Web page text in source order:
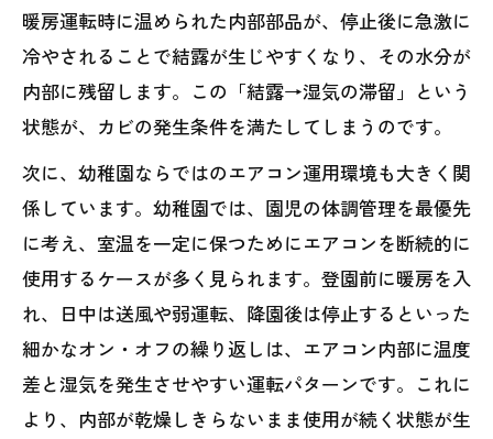
暖房運転時に温められた内部部品が、停止後に急激に
冷やされることで結露が生じやすくなり、その水分が
内部に残留します。この「結露→湿気の滞留」という
状態が、カビの発生条件を満たしてしまうのです。
次に、幼稚園ならではのエアコン運用環境も大きく関
係しています。幼稚園では、園児の体調管理を最優先
に考え、室温を一定に保つためにエアコンを断続的に
使用するケースが多く見られます。登園前に暖房を入
れ、日中は送風や弱運転、降園後は停止するといった
細かなオン・オフの繰り返しは、エアコン内部に温度
差と湿気を発生させやすい運転パターンです。これに
より、内部が乾燥しきらないまま使用が続く状態が生